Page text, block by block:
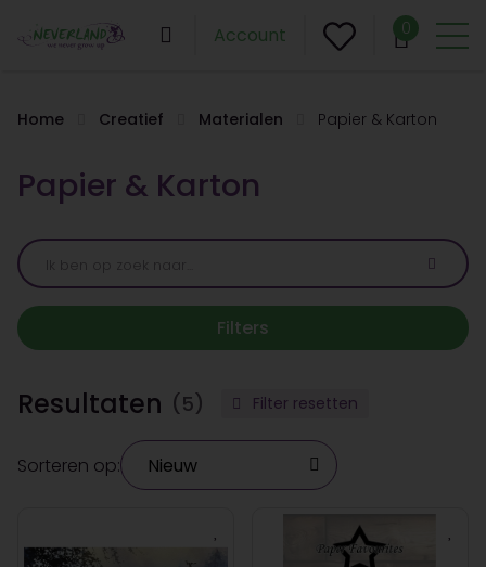
Account 0
Home Creatief Materialen Papier & Karton
Papier & Karton
Filters
Resultaten (5) Filter resetten
Sorteren op: